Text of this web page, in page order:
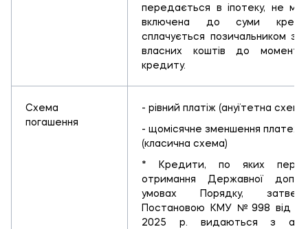
передається в іпотеку, не
включена до суми
сплачується позичальником за
власних коштів до моменту
кредиту.
Схема
погашення
- рівний платіж (ануїтетна
- щомісячне зменшення платежу
(класична схема)
* Кредити, по яких
отримання Державної
умовах Порядку,
Постановою КМУ №998 від 13
2025 р. видаються з